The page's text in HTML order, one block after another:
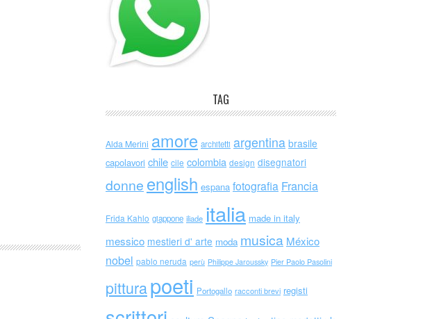
TAG
Alda Merini amore architetti argentina brasile
capolavori chile cile colombia design disegnatori
donne english espana fotografia Francia
Frida Kahlo giappone iliade italia made in italy
messico mestieri d' arte moda musica México
nobel pablo neruda perù Philippe Jaroussky Pier Paolo Pasolini
pitturapoeti Portogallo racconti brevi registi